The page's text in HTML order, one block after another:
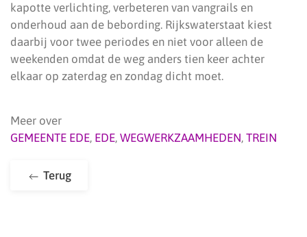
kapotte verlichting, verbeteren van vangrails en
onderhoud aan de bebording. Rijkswaterstaat kiest
daarbij voor twee periodes en niet voor alleen de
weekenden omdat de weg anders tien keer achter
elkaar op zaterdag en zondag dicht moet.
Meer over
GEMEENTE EDE, EDE, WEGWERKZAAMHEDEN, TREIN
Terug